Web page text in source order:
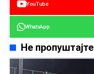
YouTube
WhatsApp
Не пропуштајте